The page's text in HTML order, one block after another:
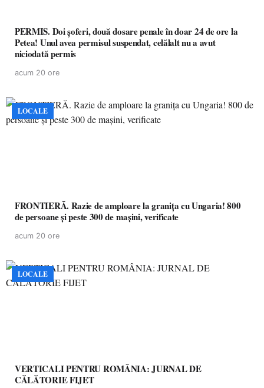
PERMIS. Doi șoferi, două dosare penale în doar 24 de ore la
Petea! Unul avea permisul suspendat, celălalt nu a avut
niciodată permis
acum 20 ore
LOCALE
FRONTIERĂ. Razie de amploare la granița cu Ungaria! 800
de persoane și peste 300 de mașini, verificate
acum 20 ore
LOCALE
VERTICALI PENTRU ROMÂNIA: JURNAL DE
CĂLĂTORIE FIJET